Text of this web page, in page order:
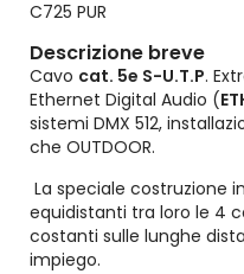
C725 PUR
Descrizione breve
Cavo cat. 5e S-U.T.P.
Ethernet Digital Audio (
sistemi DMX 512,
che OUTDOOR.
La speciale costruzione
equidistanti tra loro le 4
costanti sulle lunghe
impiego.